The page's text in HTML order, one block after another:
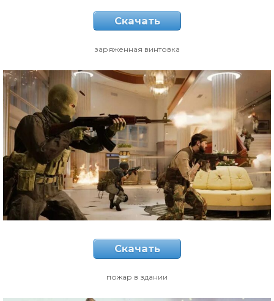
Скачать
заряженная винтовка
Скачать
пожар в здании